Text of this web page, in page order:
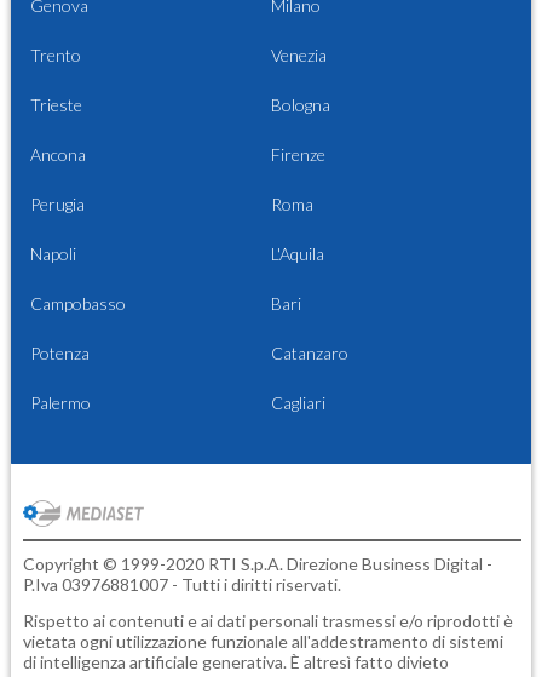
Genova Milano
Trento Venezia
Trieste Bologna
Ancona Firenze
Perugia Roma
Napoli L'Aquila
Campobasso Bari
Potenza Catanzaro
Palermo Cagliari
Copyright © 1999-2020 RTI S.p.A. Direzione Business Digital -
P.Iva 03976881007 - Tutti i diritti riservati.
Rispetto ai contenuti e ai dati personali trasmessi e/o riprodotti è
vietata ogni utilizzazione funzionale all'addestramento di sistemi
di intelligenza artificiale generativa. È altresì fatto divieto